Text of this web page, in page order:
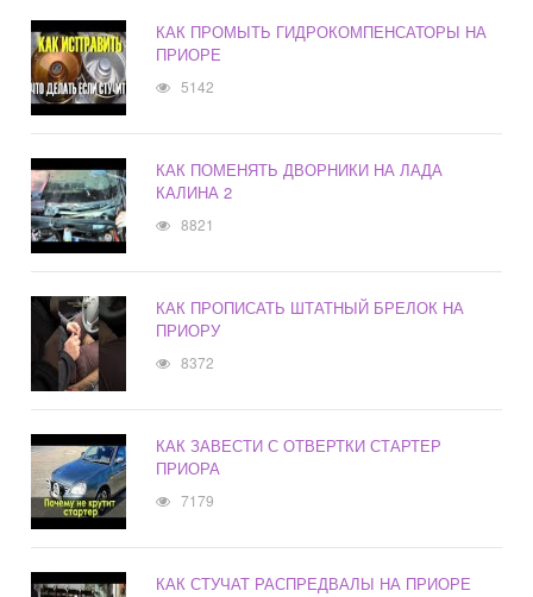
КАК ПРОМЫТЬ ГИДРОКОМПЕНСАТОРЫ НА
ПРИОРЕ
5142
КАК ПОМЕНЯТЬ ДВОРНИКИ НА ЛАДА
КАЛИНА 2
8821
КАК ПРОПИСАТЬ ШТАТНЫЙ БРЕЛОК НА
ПРИОРУ
8372
КАК ЗАВЕСТИ С ОТВЕРТКИ СТАРТЕР
ПРИОРА
7179
КАК СТУЧАТ РАСПРЕДВАЛЫ НА ПРИОРЕ